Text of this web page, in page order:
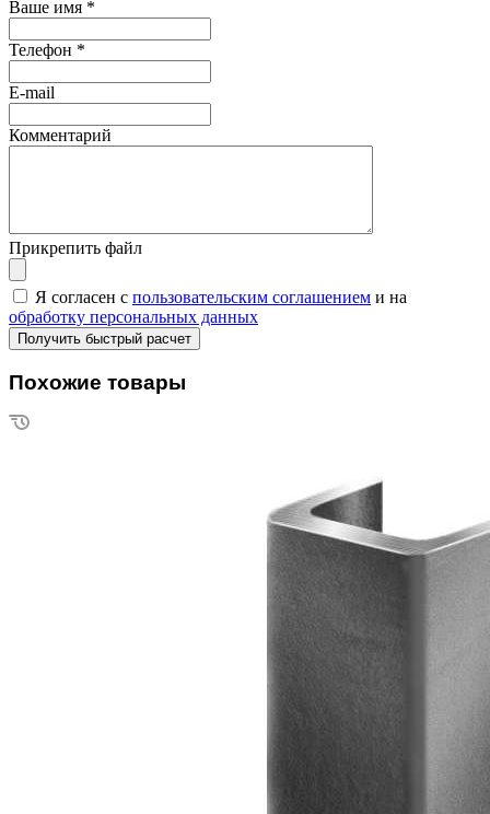
Ваше имя *
Телефон *
E-mail
Комментарий
Прикрепить файл
Я согласен с пользовательским соглашением и на
обработку персональных данных
Похожие товары